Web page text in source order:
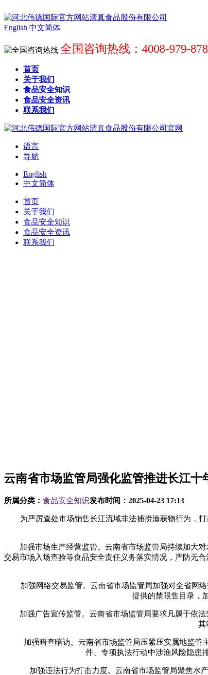
English 中文简体
全国咨询热线：4008-979-878
首页
关于我们
食品安全知识
食品安全资讯
联系我们
语言
导航
English
中文简体
首页
关于我们
食品安全知识
食品安全资讯
联系我们
云南省市场监管局强化监管推进长江十
所属分类： 食品安全知识发布时间： 2025-04-23 17:13
为严厉查处市场销售长江流域非法捕捞渔获物行为，打
加强市场生产经营监管。云南省市场监管局持续加大对
交易市场入场查验等食品安全责任义务落实情况，严防无
加强网络交易监管。云南省市场监管局加强对全省网络
提供的禁限售目录，
加强广告宣传监管。云南省市场监管局要求凡属于依法
其
加强暗查暗访。云南省市场监管局压紧压实属地监管主
件、专项执法行动中涉渔风险隐患
加强违法行为打击力度。云南省市场监管局聚焦水产